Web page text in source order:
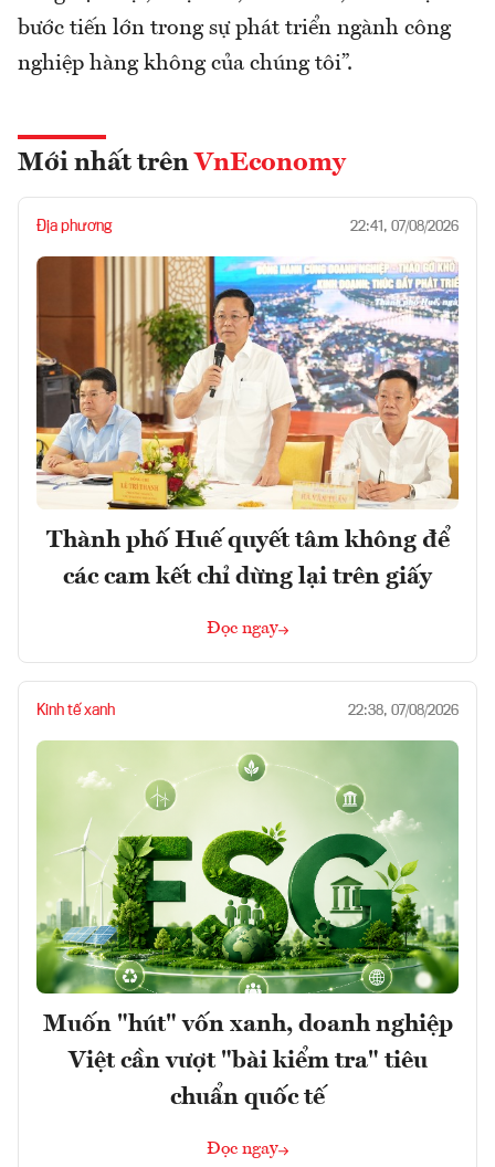
bước tiến lớn trong sự phát triển ngành công
nghiệp hàng không của chúng tôi”.
Mới nhất trên VnEconomy
Địa phương 22:41, 07/08/2026
Thành phố Huế quyết tâm không để
các cam kết chỉ dừng lại trên giấy
Đọc ngay
Kinh tế xanh 22:38, 07/08/2026
Muốn "hút" vốn xanh, doanh nghiệp
Việt cần vượt "bài kiểm tra" tiêu
chuẩn quốc tế
Đọc ngay